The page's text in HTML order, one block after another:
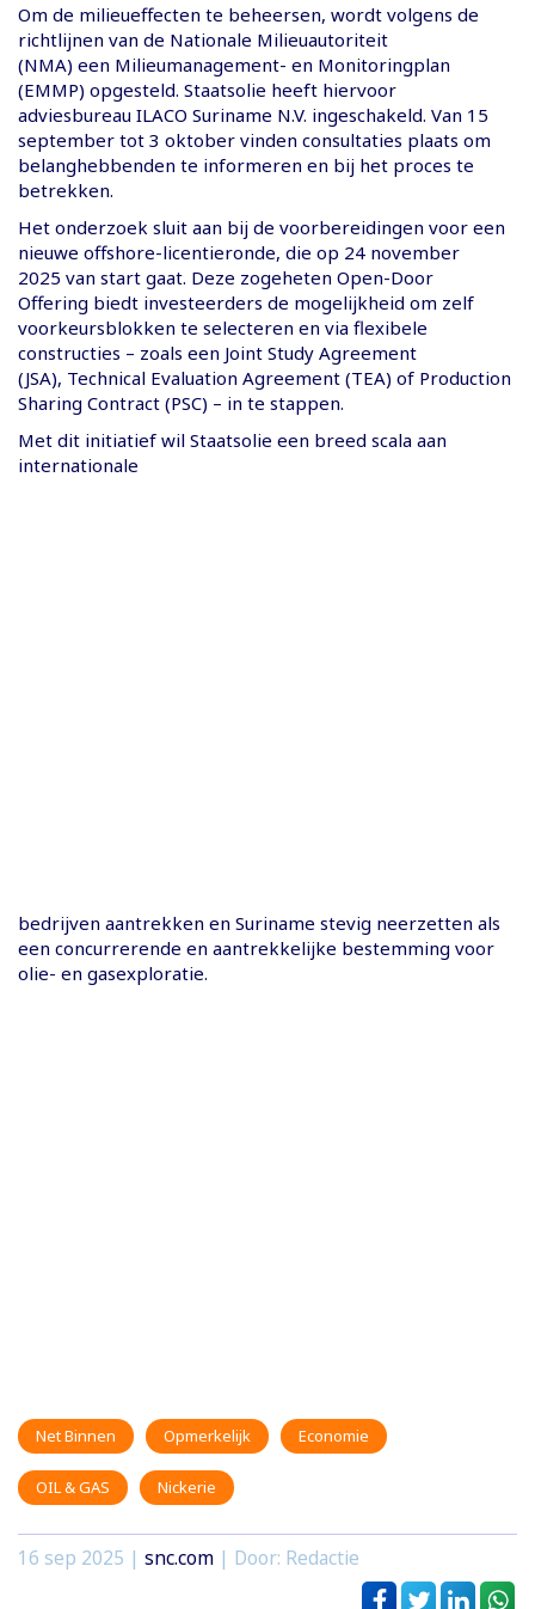
Om de milieueffecten te beheersen, wordt volgens de
richtlijnen van de Nationale Milieuautoriteit
(NMA) een Milieumanagement- en Monitoringplan
(EMMP) opgesteld. Staatsolie heeft hiervoor
adviesbureau ILACO Suriname N.V. ingeschakeld. Van 15
september tot 3 oktober vinden consultaties plaats om
belanghebbenden te informeren en bij het proces te
betrekken.
Het onderzoek sluit aan bij de voorbereidingen voor een
nieuwe offshore-licentieronde, die op 24 november
2025 van start gaat. Deze zogeheten Open-Door
Offering biedt investeerders de mogelijkheid om zelf
voorkeursblokken te selecteren en via flexibele
constructies – zoals een Joint Study Agreement
(JSA), Technical Evaluation Agreement (TEA) of Production
Sharing Contract (PSC) – in te stappen.
Met dit initiatief wil Staatsolie een breed scala aan
internationale
bedrijven aantrekken en Suriname stevig neerzetten als
een concurrerende en aantrekkelijke bestemming voor
olie- en gasexploratie.
Net Binnen Opmerkelijk Economie
OIL & GAS Nickerie
16 sep 2025 | snc.com | Door: Redactie